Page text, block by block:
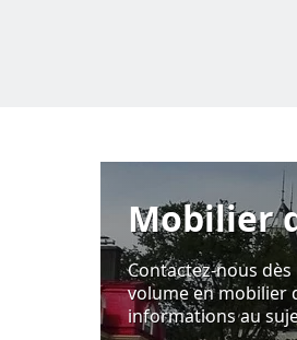
Mobilier
Contactez-nous
volume en mobilier
informations au